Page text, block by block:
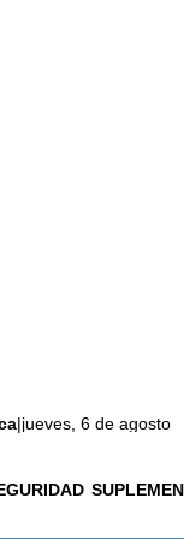
|jueves, 6 de agosto